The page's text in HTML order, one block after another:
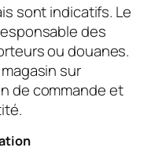
sont indicatifs. Le
des
ou douanes.
sur
de commande et